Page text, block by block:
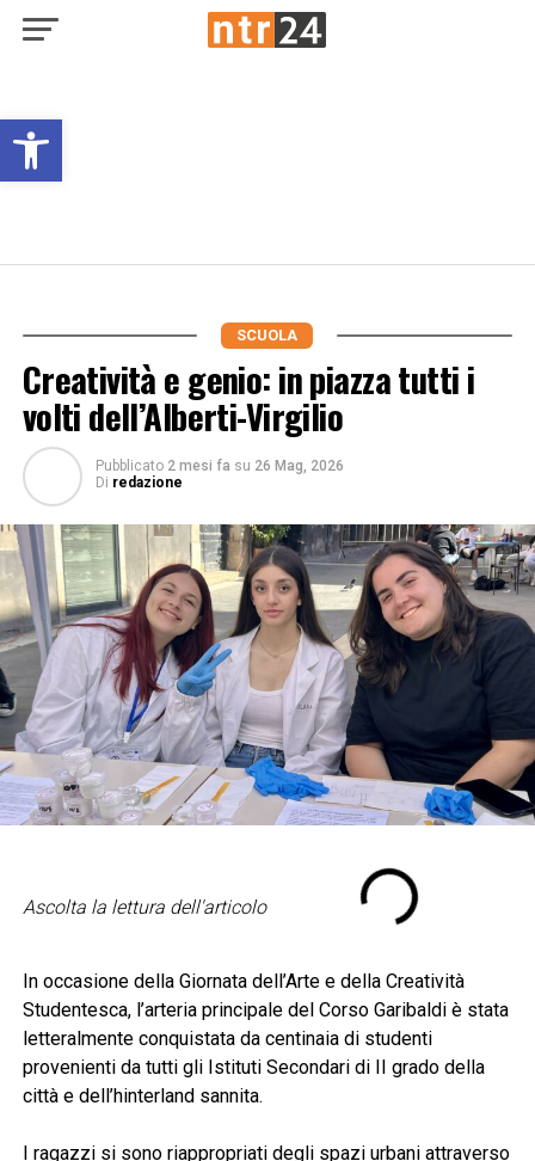
Open toolbar
SCUOLA
Creatività e genio: in piazza tutti i
volti dell’Alberti-Virgilio
Pubblicato 2 mesi fa su 26 Mag, 2026
Di redazione
Ascolta la lettura dell'articolo
In occasione della Giornata dell’Arte e della Creatività
Studentesca, l’arteria principale del Corso Garibaldi è stata
letteralmente conquistata da centinaia di studenti
provenienti da tutti gli Istituti Secondari di II grado della
città e dell’hinterland sannita.
I ragazzi si sono riappropriati degli spazi urbani attraverso